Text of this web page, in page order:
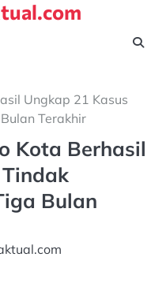
Ungkap 21 Kasus
Terakhir
Kota Berhasil
Bulan